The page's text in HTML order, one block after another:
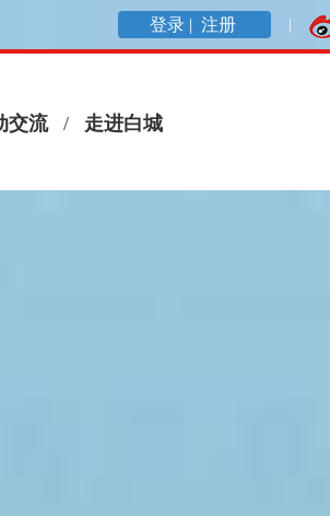
登录 | 注册
交流 / 走进白城